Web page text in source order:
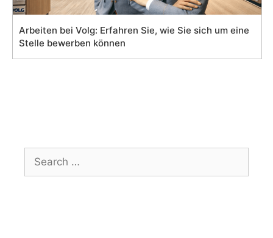
Arbeiten bei Volg: Erfahren Sie, wie Sie sich um eine
Stelle bewerben können
for: